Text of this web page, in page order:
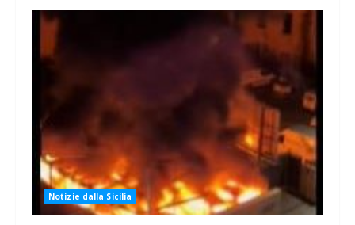
Notizie dalla Sicilia